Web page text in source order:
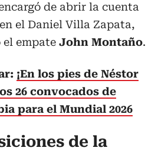
de abrir la cuenta
el Daniel Villa Zapata,
el empate John Montaño.
¡En los pies de Néstor
26 convocados de
para el Mundial 2026
de la